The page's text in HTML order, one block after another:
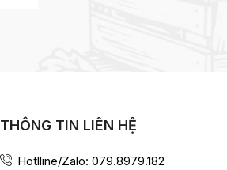
THÔNG TIN LIÊN HỆ
Hotlline/Zalo: 079.8979.182